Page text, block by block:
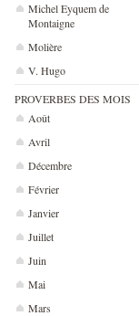
Michel Eyquem de
Montaigne
Molière
V. Hugo
PROVERBES DES MOIS
Août
Avril
Décembre
Février
Janvier
Juillet
Juin
Mai
Mars